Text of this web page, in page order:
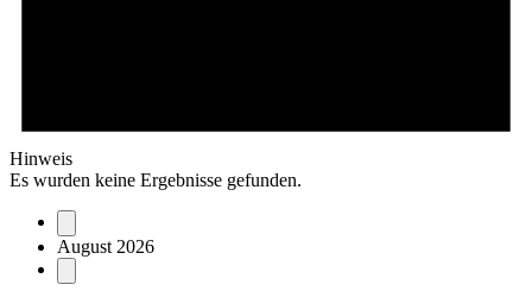
Hinweis
Es wurden keine Ergebnisse gefunden.
August 2026